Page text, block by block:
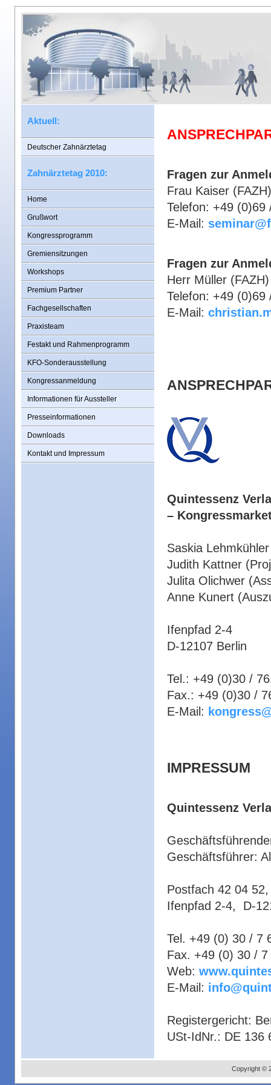
Aktuell:
Deutscher Zahnärztetag
Zahnärztetag 2010:
Home
Grußwort
Kongressprogramm
Gremiensitzungen
Workshops
Premium Partner
Fachgesellschaften
Praxisteam
Festakt und Rahmenprogramm
KFO-Sonderausstellung
Kongressanmeldung
Informationen für Aussteller
Presseinformationen
Downloads
Kontakt und Impressum
Fragen zur
Frau Kaiser (FAZH)
Telefon: +49 (0)69
E-Mail:
Fragen zur
Herr Müller (FAZH)
Telefon: +49 (0)69
E-Mail:
Quintessenz
–
Saskia
Judith Kattner
Julita Olichwer
Anne Kunert
Ifenpfad 2-4
D-12107 Berlin
Tel.: +49 (0)30 /
Fax.: +49 (0)30 /
E-Mail:
IMPRESSUM
Quintessenz
Geschäftsführer:
Postfach 42 04
Ifenpfad 2-4, D-
Tel. +49 (0) 30 / 7
Fax. +49 (0) 30 /
Web:
E-Mail:
Registergericht:
USt-IdNr.: DE 136
Copyright ©